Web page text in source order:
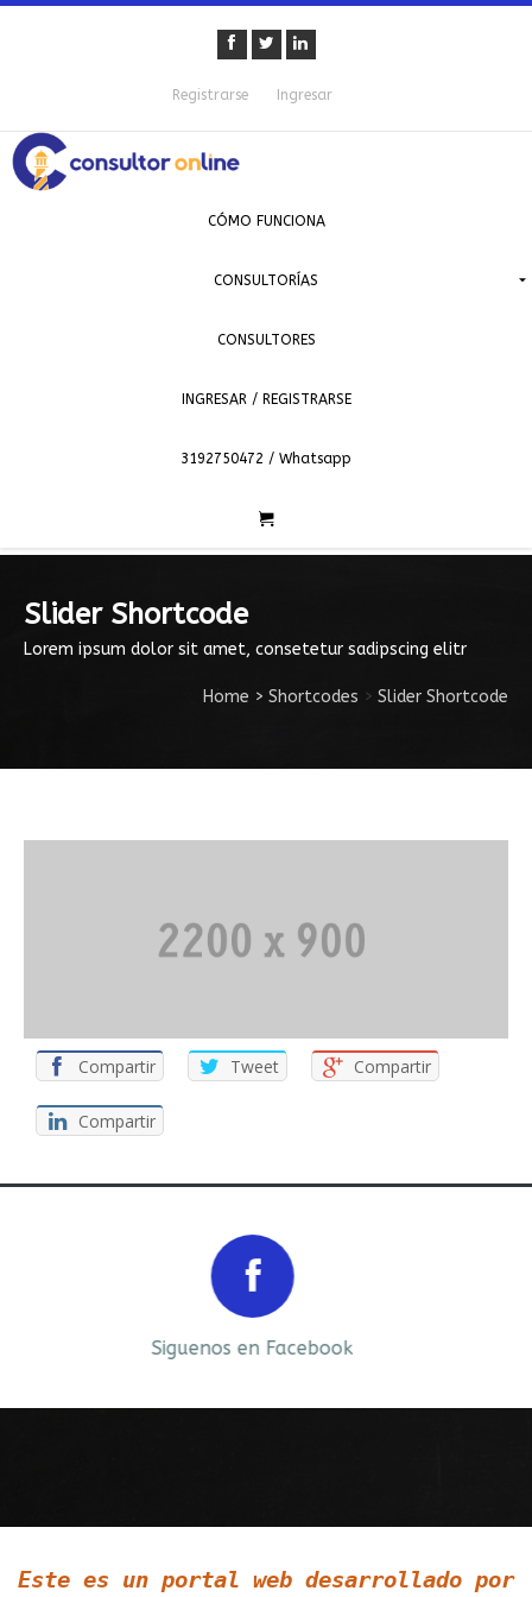
Registrarse Ingresar
CÓMO FUNCIONA
CONSULTORÍAS
CONSULTORES
INGRESAR / REGISTRARSE
3192750472 / Whatsapp
Slider Shortcode
Lorem ipsum dolor sit amet, consetetur sadipscing elitr
Home > Shortcodes > Slider Shortcode
Compartir Tweet Compartir
Compartir
Siguenos en Facebook
Este es un portal web desarrollado por